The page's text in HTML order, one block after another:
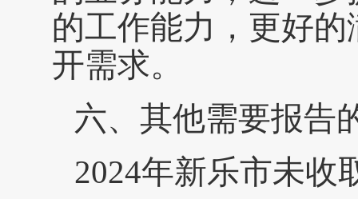
的工作能力，更好
开需求。
六、其他需要报告
2024年新乐市未收